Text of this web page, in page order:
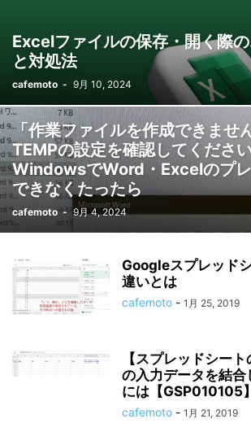
Excelファイルの保存・開く際
と対処法
cafemoto - 9月 10, 2024
「作業ファイルを作成できませ
TEMPの設定を確認してください
WindowsでWord・Excelのプ
できなくたったら
cafemoto - 9月 4, 2024
Googleスプレッド
違いとは
cafemoto - 1月 25, 2019
【スプレッドシー
の入力データを結合
には【GSP010105】
cafemoto - 1月 21, 2019